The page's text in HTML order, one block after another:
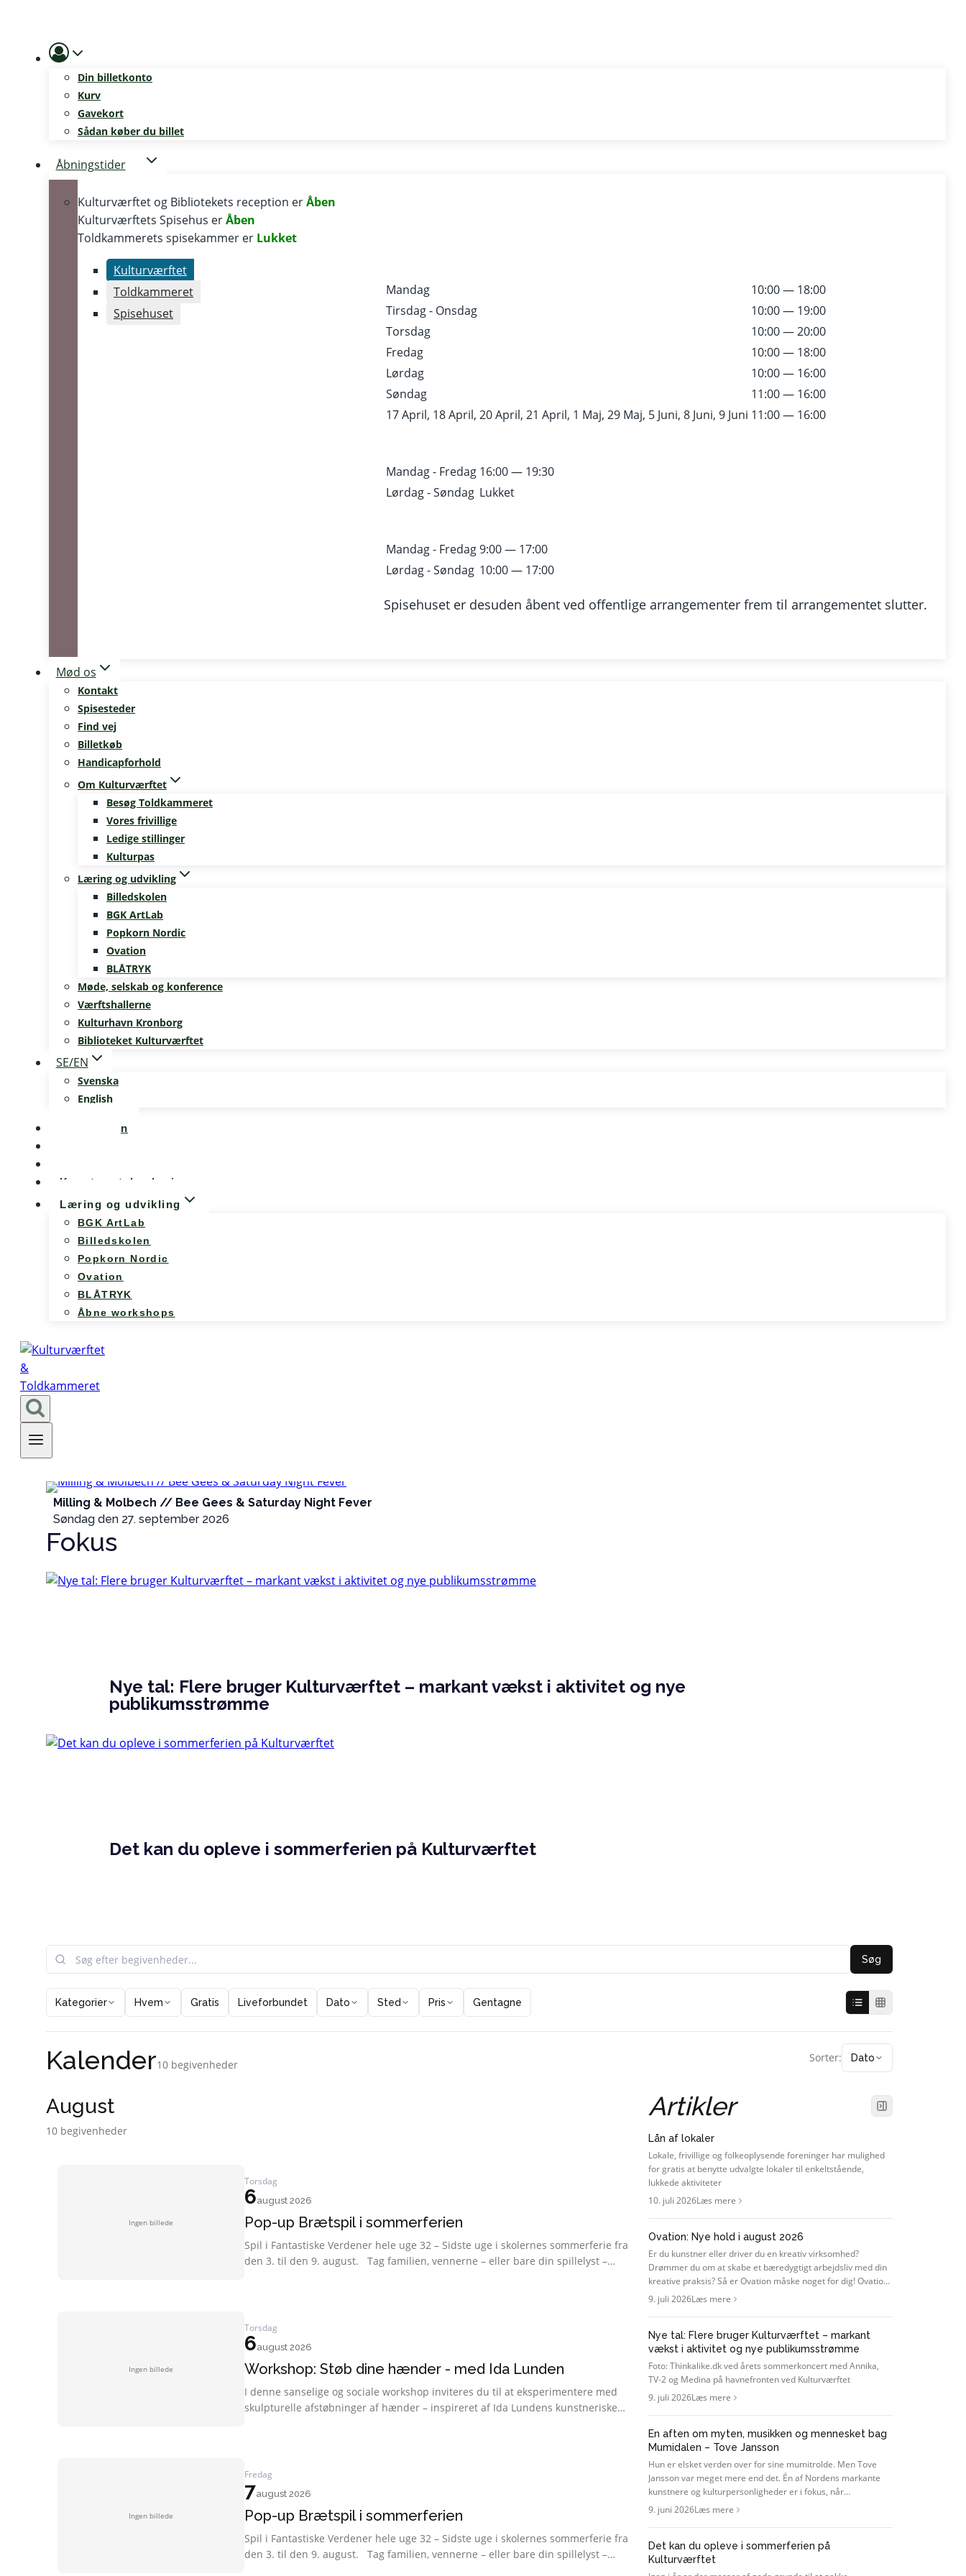
Din billetkonto
Kurv
Gavekort
Sådan køber du billet
Åbningstider
Kulturværftet og Bibliotekets reception erÅben
Kulturværftets Spisehus erÅben
Toldkammerets spisekammer er Lukket
Kulturværftet
Toldkammeret
Spisehuset
Mandag
10:00 — 18:00
Tirsdag - Onsdag
10:00 — 19:00
Torsdag
10:00 — 20:00
Fredag
10:00 — 18:00
Lørdag
10:00 — 16:00
Søndag
11:00 — 16:00
17 April, 18 April, 20 April, 21 April, 1 Maj, 29 Maj, 5 Juni, 8 Juni, 9 Juni 11:00 — 16:00
Mandag - Fredag 16:00 — 19:30
Lørdag - Søndag Lukket
Mandag - Fredag9:00 — 17:00
Lørdag - Søndag 10:00 — 17:00
Spisehuset er desuden åbent ved offentlige arrangementer frem til arrangementet slutter.
Mød os
Kontakt
Spisesteder
Find vej
Billetkøb
Handicapforhold
Om Kulturværftet
Besøg Toldkammeret
Vores frivillige
Ledige stillinger
Kulturpas
Læring og udvikling
Billedskolen
BGK ArtLab
Popkorn Nordic
Ovation
BLÅTRYK
Møde, selskab og konference
Værftshallerne
Kulturhavn Kronborg
Biblioteket Kulturværftet
SE/EN
Svenska
English
Kalenderen
Kunst og teknologi
Læring og udvikling
BGK ArtLab
Billedskolen
Popkorn Nordic
Ovation
BLÅTRYK
Åbne workshops
Milling & Molbech // Bee Gees & Saturday Night Fever
Søndag den 27. september 2026
Fokus
Nye tal: Flere bruger Kulturværftet – markant vækst i aktivitet og nye
publikumsstrømme
Det kan du opleve i sommerferien på Kulturværftet